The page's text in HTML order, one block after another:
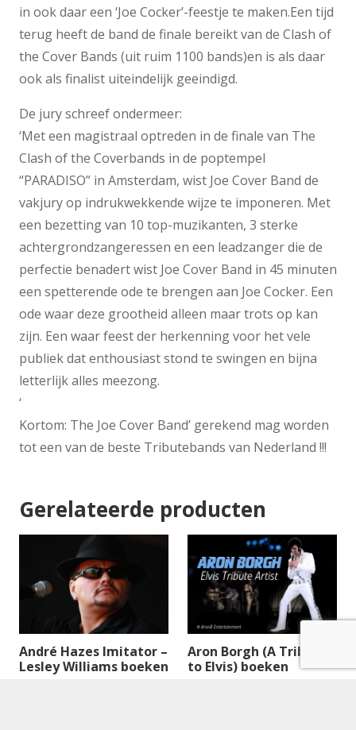
in ook daar een ‘Joe Cocker’-feestje te maken.Een tijd
terug heeft de band de finale bereikt van de Clash of
the Cover Bands (uit ruim 1100 bands)en is als daar
ook als finalist uiteindelijk geeindigd.
De jury schreef ondermeer:
‘Met een magistraal optreden in de finale van The
Clash of the Coverbands in de poptempel
“PARADISO” in Amsterdam, wist Joe Cover Band de
vakjury op indrukwekkende wijze te imponeren. Met
een bezetting van 10 top-muzikanten, 3 sterke
achtergrondzangeressen en een leadzanger die de
perfectie benadert wist Joe Cover Band in 45 minuten
een spetterende ode te brengen aan Joe Cocker. Een
ode waar deze grootheid alleen maar trots op kan
zijn. Een waar feest der herkenning voor het vele
publiek dat enthousiast stond te swingen en bijna
letterlijk alles meezong.
‘
Kortom: The Joe Cover Band’ gerekend mag worden
tot een van de beste Tributebands van Nederland !!!
Gerelateerde producten
André Hazes Imitator –
Lesley Williams boeken
Aron Borgh (A Tribute
to Elvis) boeken